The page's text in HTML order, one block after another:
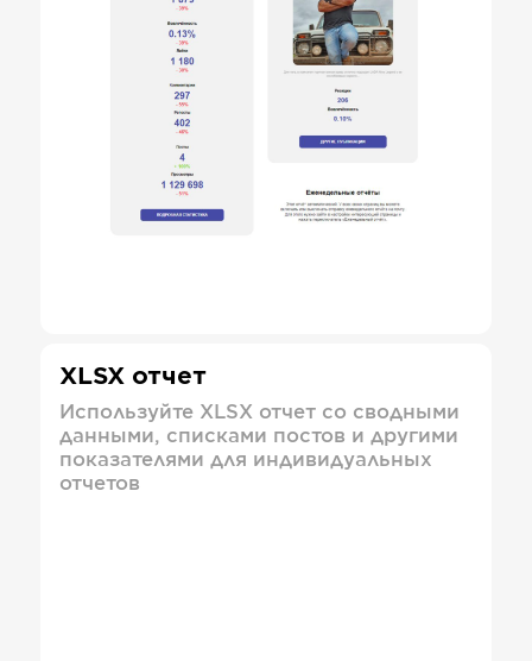
XLSX отчет
Используйте XLSX отчет со сводными
данными, списками постов и другими
показателями для индивидуальных
отчетов